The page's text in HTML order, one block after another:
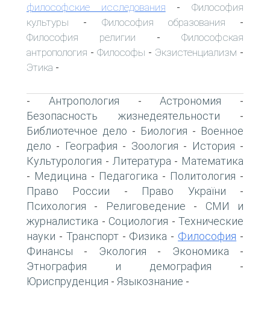
философские исследования -Философия
культуры - Философия образования -
Философия религии - Философская
антропология - Философы - Экзистенциализм -
Этика -
- Антропология -Астрономия -
Безопасность жизнедеятельности -
Библиотечное дело - Биология - Военное
дело - География - Зоология - История -
Культурология - Литература - Математика
- Медицина - Педагогика - Политология -
Право России - Право України -
Психология - Религоведение - СМИ и
журналистика - Социология - Технические
науки - Транспорт- Физика - Философия -
Финансы - Экология - Экономика -
Этнография и демография -
Юриспруденция - Языкознание -